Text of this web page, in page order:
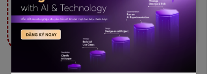
và giáo trình chuẩn
World-class MBA/ Master
of Marketing top đầu thế
giới
Marketing từ
Tomorrow Marketers
và Leadership/
Management từ FTU